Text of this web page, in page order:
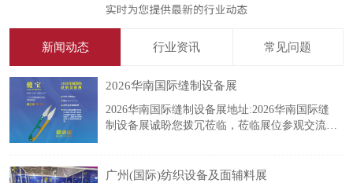
新闻动态 行业资讯 常见问题
2026华南国际缝制设备展
2026华南国际缝制设备展地址:2026华南国际缝
制设备展诚盼您拨冗莅临，莅临展位参观交流、
广州(国际)纺织设备及面辅料展